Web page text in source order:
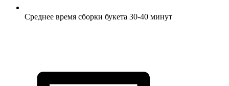
Среднее время сборки букета 30-40 минут